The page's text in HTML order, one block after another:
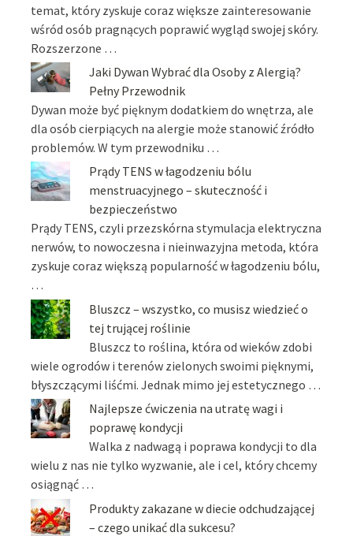
temat, który zyskuje coraz większe zainteresowanie
wśród osób pragnących poprawić wygląd swojej skóry.
Rozszerzone …
Jaki Dywan Wybrać dla Osoby z Alergią?
Pełny Przewodnik
Dywan może być pięknym dodatkiem do wnętrza, ale
dla osób cierpiących na alergie może stanowić źródło
problemów. W tym przewodniku …
Prądy TENS w łagodzeniu bólu
menstruacyjnego – skuteczność i
bezpieczeństwo
Prądy TENS, czyli przezskórna stymulacja elektryczna
nerwów, to nowoczesna i nieinwazyjna metoda, która
zyskuje coraz większą popularność w łagodzeniu bólu,
…
Bluszcz – wszystko, co musisz wiedzieć o
tej trującej roślinie
Bluszcz to roślina, która od wieków zdobi
wiele ogrodów i terenów zielonych swoimi pięknymi,
błyszczącymi liśćmi. Jednak mimo jej estetycznego …
Najlepsze ćwiczenia na utratę wagi i
poprawę kondycji
Walka z nadwagą i poprawa kondycji to dla
wielu z nas nie tylko wyzwanie, ale i cel, który chcemy
osiągnąć …
Produkty zakazane w diecie odchudzającej
– czego unikać dla sukcesu?